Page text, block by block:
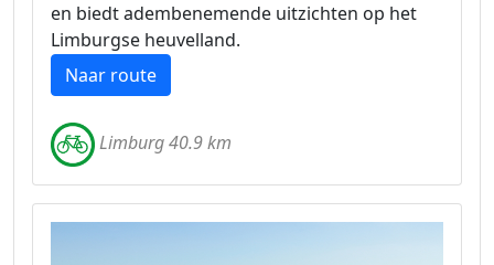
en biedt adembenemende uitzichten op het
Limburgse heuvelland.
Naar route
Limburg 40.9 km